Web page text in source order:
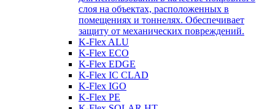
слоя на объектах, расположенных в
помещениях и тоннелях. Обеспечивает
защиту от механических повреждений.
K-Flex ALU
K-Flex ECO
K-Flex EDGE
K-Flex IC CLAD
K-Flex IGO
K-Flex PE